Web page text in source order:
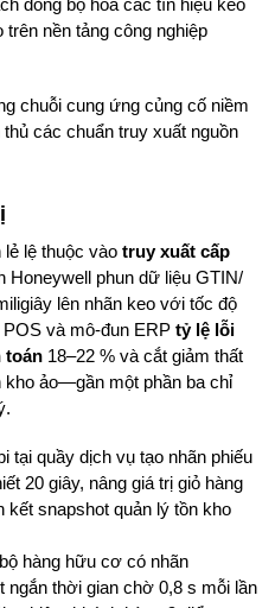
nền tảng công nghiệp
chuỗi cung ứng củng cố niềm
các chuẩn truy xuất nguồn
lệ thuộc vào truy xuất cấp
Honeywell phun dữ liệu GTIN/
lên nhãn keo với tốc độ
và mô-đun ERP tỷ lệ lỗi
toán 18–22 % và cắt giảm thất
ảo—gần một phần ba chỉ
tại quầy dịch vụ tạo nhãn phiếu
20 giây, nâng giá trị giỏ hàng
kết snapshot quản lý tồn kho
hàng hữu cơ có nhãn
ngắn thời gian chờ 0,8 s mỗi lần